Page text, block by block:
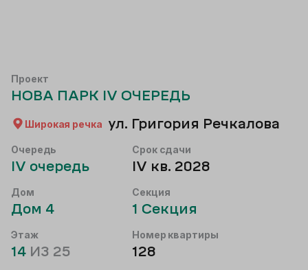
Проект
НОВА ПАРК IV ОЧЕРЕДЬ
Широкая речка ул. Григория Речкалова
Очередь
IV очередь
Срок сдачи
IV кв. 2028
Дом
Дом 4
Секция
1 Секция
Этаж
14 ИЗ 25
Номер квартиры
128